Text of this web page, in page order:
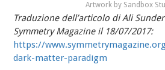
Artwork by Sandbox
Traduzione dell’articolo di Ali
Symmetry Magazine il 18/07/2017:
https://
dark-matter-paradigm